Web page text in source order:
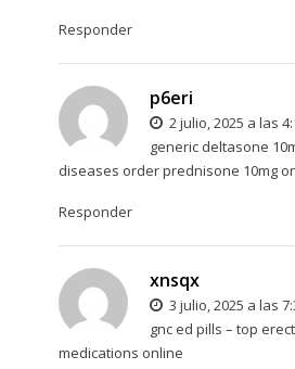
Responder
p6eri
2 julio, 2025 a las
generic deltasone
diseases order prednisone 10mg
Responder
xnsqx
3 julio, 2025 a las
gnc ed pills – top
medications online